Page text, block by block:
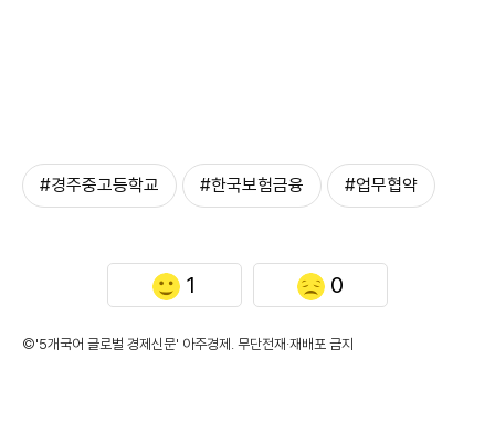
#경주중고등학교 #한국보험금융 #업무협약
1 0
©'5개국어 글로벌 경제신문' 아주경제. 무단전재·재배포 금지